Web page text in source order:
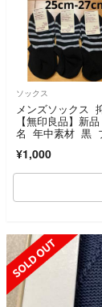
ソックス
メンズソックス
【無印良品】新
名 年中素材 黒
¥1,000